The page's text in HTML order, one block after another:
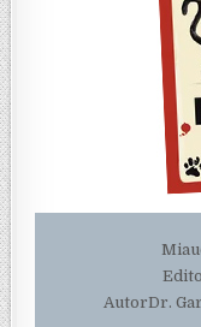
AutorDr.